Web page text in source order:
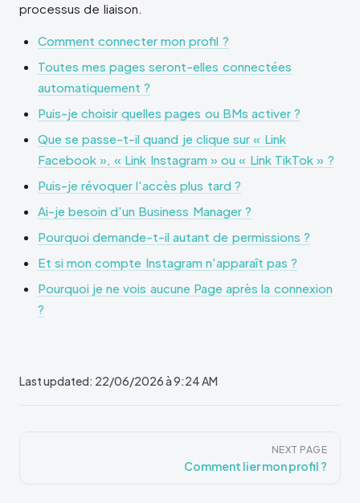
processus de liaison.
Comment connecter mon profil ?
Toutes mes pages seront-elles connectées
automatiquement ?
Puis-je choisir quelles pages ou BMs activer ?
Que se passe-t-il quand je clique sur « Link
Facebook », « Link Instagram » ou « Link TikTok » ?
Puis-je révoquer l'accès plus tard ?
Ai-je besoin d'un Business Manager ?
Pourquoi demande-t-il autant de permissions ?
Et si mon compte Instagram n'apparaît pas ?
Pourquoi je ne vois aucune Page après la connexion
?
Last updated: 22/06/2026 à 9:24 AM
NEXT PAGE
Comment lier mon profil ?